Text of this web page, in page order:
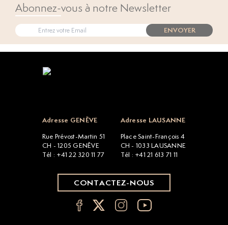
Abonnez-vous à notre Newsletter
ENVOYER
Adresse GENÈVE
Rue Prévost-Martin 51
CH - 1205 GENÈVE
Tél : +41 22 320 11 77
Adresse LAUSANNE
Place Saint-François 4
CH - 1033 LAUSANNE
Tél : +41 21 613 71 11
CONTACTEZ-NOUS